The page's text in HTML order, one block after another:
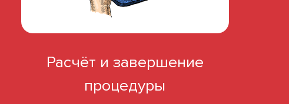
Расчёт и завершение
процедуры